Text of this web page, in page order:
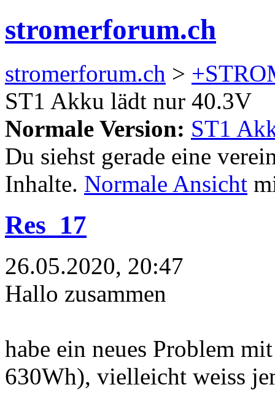
stromerforum.ch
stromerforum.ch >
ST1 Akku lädt nur 40.3V
Normale Version: ST1
Du siehst gerade eine
Inhalte. Normale Ansicht
Res_17
26.05.2020, 20:47
Hallo zusammen
habe ein neues Problem
630Wh), vielleicht weiss